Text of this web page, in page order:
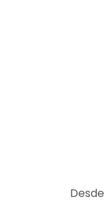
Desde